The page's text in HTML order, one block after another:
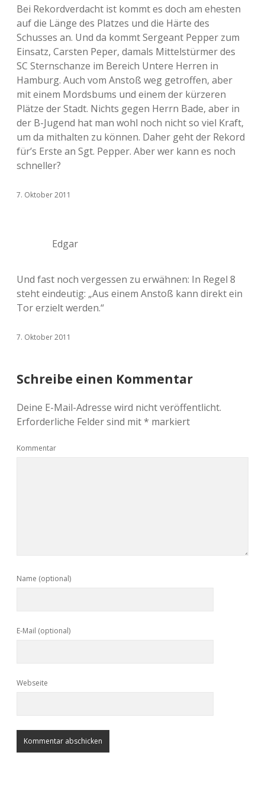
Bei Rekordverdacht ist kommt es doch am ehesten
auf die Länge des Platzes und die Härte des
Schusses an. Und da kommt Sergeant Pepper zum
Einsatz, Carsten Peper, damals Mittelstürmer des
SC Sternschanze im Bereich Untere Herren in
Hamburg. Auch vom Anstoß weg getroffen, aber
mit einem Mordsbums und einem der kürzeren
Plätze der Stadt. Nichts gegen Herrn Bade, aber in
der B-Jugend hat man wohl noch nicht so viel Kraft,
um da mithalten zu können. Daher geht der Rekord
für’s Erste an Sgt. Pepper. Aber wer kann es noch
schneller?
7. Oktober 2011
Edgar
Und fast noch vergessen zu erwähnen: In Regel 8
steht eindeutig: „Aus einem Anstoß kann direkt ein
Tor erzielt werden.“
7. Oktober 2011
Schreibe einen Kommentar
Deine E-Mail-Adresse wird nicht veröffentlicht.
Erforderliche Felder sind mit* markiert
Kommentar
Name (optional)
E-Mail (optional)
Webseite